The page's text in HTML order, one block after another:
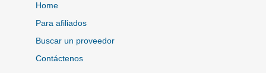
Home
Para afiliados
Buscar un proveedor
Contáctenos